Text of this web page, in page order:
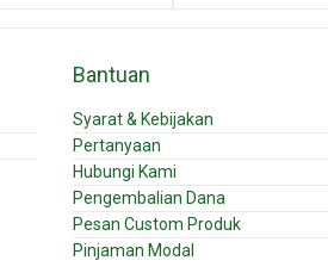
Bantuan
Syarat & Kebijakan
Pertanyaan
Hubungi Kami
Pengembalian Dana
Pesan Custom Produk
Pinjaman Modal